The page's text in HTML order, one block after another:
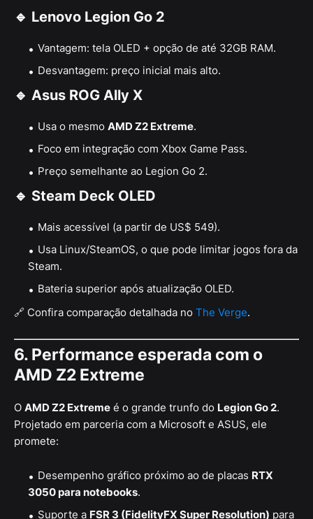
🔹 Lenovo Legion Go 2
Vantagem: tela OLED + opção de até 32GB RAM.
Desvantagem: preço inicial mais alto.
🔹 Asus ROG Ally X
Usa o mesmo AMD Z2 Extreme.
Foco em integração com Xbox Game Pass.
Preço semelhante ao Legion Go 2.
🔹 Steam Deck OLED
Mais acessível (a partir de US$ 549).
Usa Linux/SteamOS, o que pode limitar jogos fora da
Steam.
Bateria superior após atualização OLED.
🔗 Confira comparação detalhada no The Verge.
6. Performance esperada com o
AMD Z2 Extreme
O AMD Z2 Extreme é o grande trunfo do Legion Go 2.
Projetado em parceria com a Microsoft e ASUS, ele
promete:
Desempenho gráfico próximo ao de placas RTX
3050 para notebooks.
Suporte a FSR 3 (FidelityFX Super Resolution) para